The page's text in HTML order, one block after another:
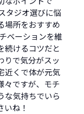
タジオ選びに悩
場所をおすすめ
ベーションを維
続けるコツだと
りで気分がスッ
近くで体が元気
々ですが、モチ
な気持ちでいら
ね！